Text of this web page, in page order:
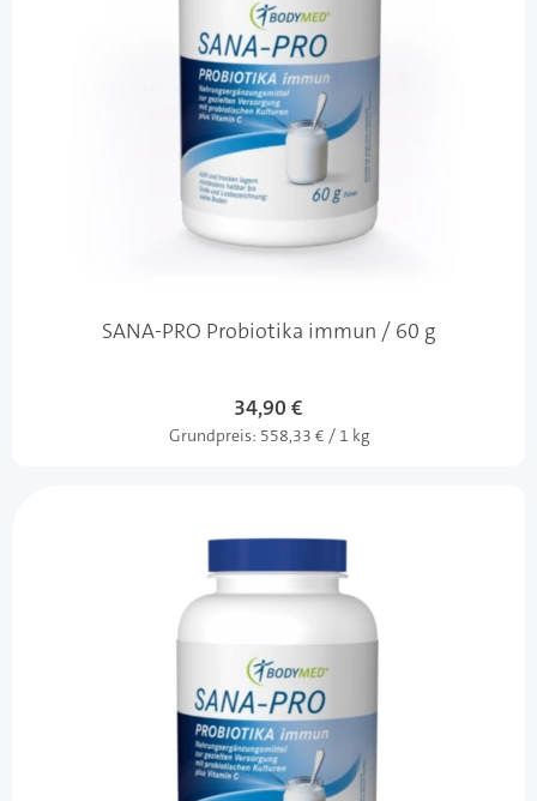
SANA-PRO Probiotika immun / 60 g
34,90 €
Grundpreis: 558,33 € / 1 kg